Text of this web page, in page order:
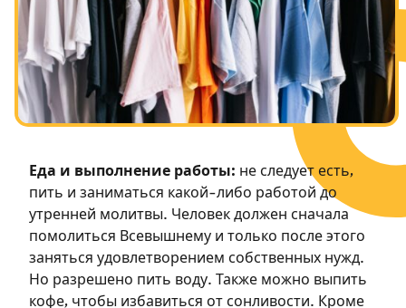
Посты в память о разрушенном Храме
Ханука
Пурим
Еда и выполнение работы: не следует есть,
пить и заниматься какой-либо работой до
утренней молитвы. Человек должен сначала
помолиться Всевышнему и только после этого
заняться удовлетворением собственных нужд.
Но разрешено пить воду. Также можно выпить
кофе, чтобы избавиться от сонливости. Кроме